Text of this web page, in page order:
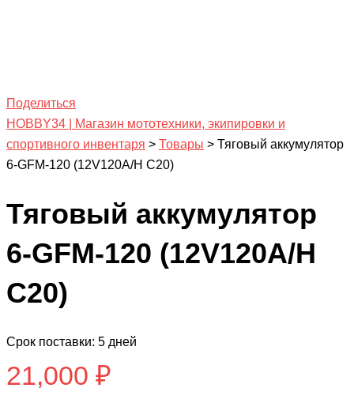
Поделиться
HOBBY34 | Магазин мототехники, экипировки и
спортивного инвентаря > Товары > Тяговый аккумулятор
6-GFM-120 (12V120A/H C20)
Тяговый аккумулятор
6-GFM-120 (12V120A/H
C20)
Срок поставки: 5 дней
21,000 ₽